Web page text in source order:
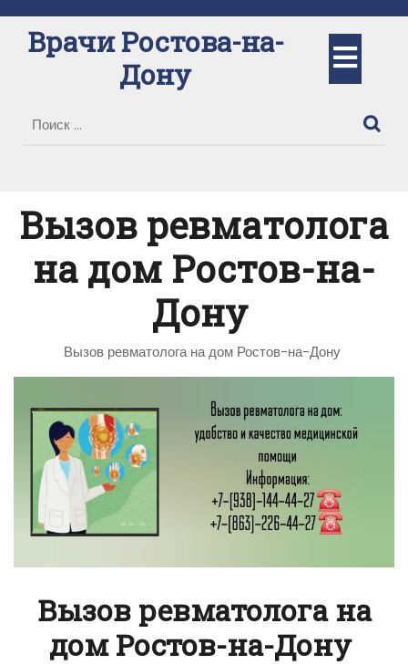
содержимому
Врачи Ростова-на-
Дону
Вызов ревматолога
на дом Ростов-на-
Дону
Вызов ревматолога на дом Ростов-на-Дону
Вызов ревматолога на
дом Ростов-на-Дону